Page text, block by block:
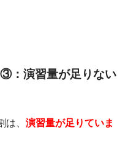
：演習量が足りない
、 演習量が足りていま